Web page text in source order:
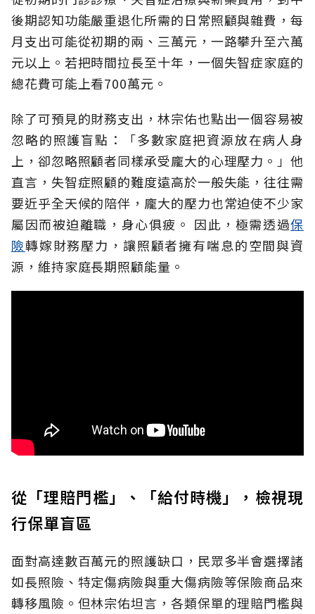
後期認知功能嚴重退化所需的日常照顧與雜費，每
月支出可能從初期的兩、三萬元，一路攀升至六萬
元以上。若把時間拉長至十年，一個失智症家庭的
總花費可能上看700萬元。
除了可預見的財務支出，林宗佑也點出一個容易被
忽略的照護盲點：「多數家庭把資源放在病人身
上，卻忽略照顧者同樣承受龐大的心理壓力。」他
直言，失智症照顧的難度遠高於一般失能，往往需
要近乎全天候的陪伴，龐大的壓力也常迫使不少家
屬因而被迫離職，身心俱疲。 因此，極需透過保
險轉嫁財務壓力，讓照顧者擁有喘息的空間與資
源，維持家庭長期照顧能量。
從「理賠門檻」、「給付時機」，檢視現
行保單盲區
面對高達數百萬元的照護缺口，民眾多半會選擇諸
如長照險、特定傷病險與重大傷病險等保險商品來
轉移風險。但林宗佑坦言，各類保單的理賠門檻與